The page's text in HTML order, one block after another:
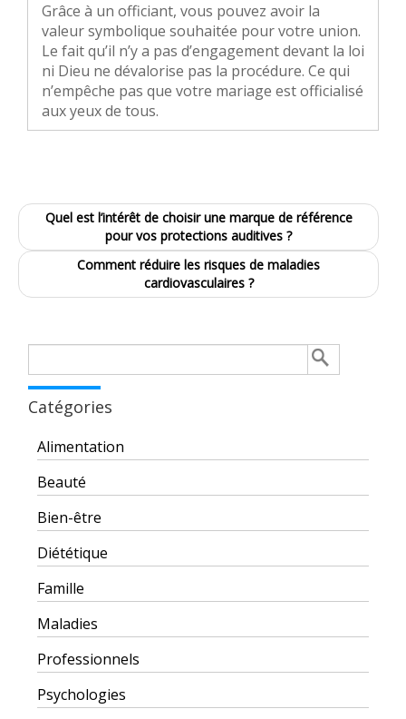
Grâce à un officiant, vous pouvez avoir la
valeur symbolique souhaitée pour votre union.
Le fait qu’il n’y a pas d’engagement devant la loi
ni Dieu ne dévalorise pas la procédure. Ce qui
n’empêche pas que votre mariage est officialisé
aux yeux de tous.
Quel est l’intérêt de choisir une marque de référence
pour vos protections auditives ?
Comment réduire les risques de maladies
cardiovasculaires ?
Catégories
Alimentation
Beauté
Bien-être
Diététique
Famille
Maladies
Professionnels
Psychologies